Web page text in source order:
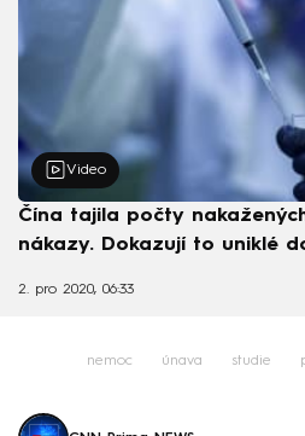
Video
Čína tajila počty
nákazy. Dokazují to uniklé
2. pro 2020, 06:33
nemoc únava studie